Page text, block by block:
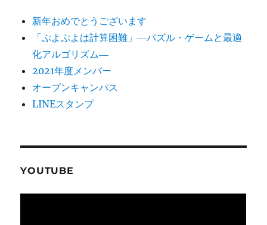
新年おめでとうございます
「ぷよぷよは計算困難」―パズル・ゲームと最適
化アルゴリズム―
2021年度メンバー
オープンキャンパス
LINEスタンプ
YOUTUBE